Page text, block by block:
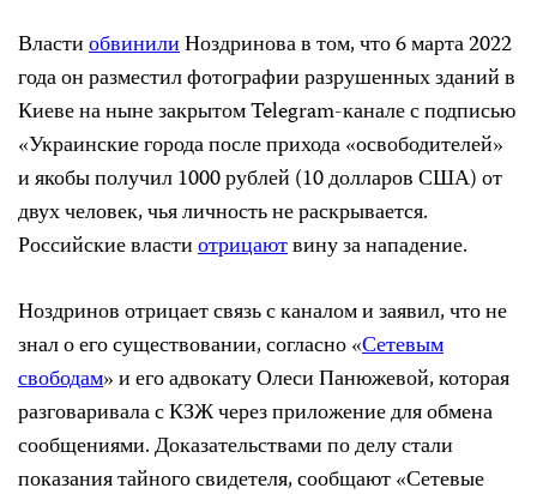
ВластиобвинилиНоздринова в том, что 6 марта 2022
года он разместил фотографии разрушенных зданий в
Киеве на ныне закрытом Telegram-канале с подписью
«Украинские города после прихода «освободителей»
и якобы получил 1000 рублей (10 долларов США) от
двух человек, чья личность не раскрывается.
Российские властиотрицаютвину за нападение.
Ноздринов отрицает связь с каналом и заявил, что не
знал о его существовании, согласно «Сетевым
свободам» и его адвокату Олеси Панюжевой, которая
разговаривала с КЗЖ через приложение для обмена
сообщениями. Доказательствами по делу стали
показания тайного свидетеля, сообщают «Сетевые